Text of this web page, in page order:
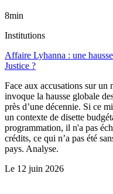
8min
Institutions
Affaire Lyhanna : une
Justice ?
Face aux accusations sur un
invoque la hausse globale
près d’une décennie. Si ce
un contexte de disette
programmation, il n'a pas
crédits, ce qui n’a pas été
pays. Analyse.
Le 12 juin 2026